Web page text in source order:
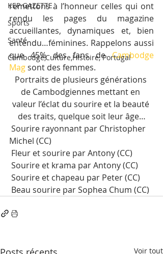
KEP GAZETTE
Sports
Santé
Cambodge,Culture,Histoire, Portugal
remettons à l’honneur celles qui ont
rendu les pages du magazine
accueillantes, dynamiques et, bien
entendu…féminines. Rappelons aussi
que 45% des fans de Cambodge
Mag sont des femmes.
Portraits de plusieurs générations
de Cambodgiennes mettant en
valeur l’éclat du sourire et la beauté
des traits, quelque soit leur âge…
Michel (CC)
Fleur et sourire par Antony (CC)
Sourire et krama par Antony (CC)
Sourire et chapeau par Peter (CC)
Beau sourire par Sophea Chum (CC)
Voir tout